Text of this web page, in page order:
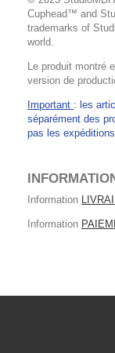
Cuphead™ and
trademarks of
world.
Le produit montré
version de
Important : les
séparément des
pas les
Information
Information